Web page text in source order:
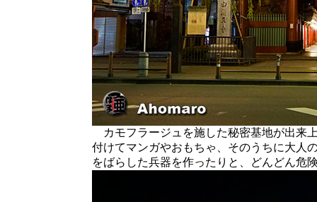
カモフラージュを施した秘密基地が出来
付けてマンガやおもちゃ、そのうちに大人
をばらした兵器を作ったりと、どんどん危